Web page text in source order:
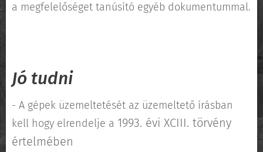
a megfelelőséget tanúsító egyéb dokumentummal.
Jó tudni
- A gépek üzemeltetését az üzemeltető írásban
kell hogy elrendelje a 1993. évi XCIII. törvény
értelmében